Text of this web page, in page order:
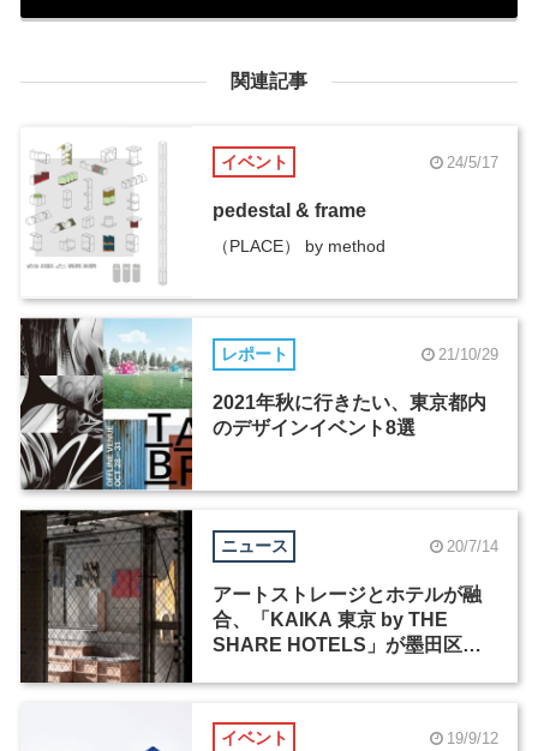
関連記事
イベント 24/5/17
pedestal & frame
（PLACE） by method
レポート 21/10/29
2021年秋に行きたい、東京都内
のデザインイベント8選
ニュース 20/7/14
アートストレージとホテルが融
合、「KAIKA 東京 by THE
SHARE HOTELS」が墨田区に
イベント 19/9/12